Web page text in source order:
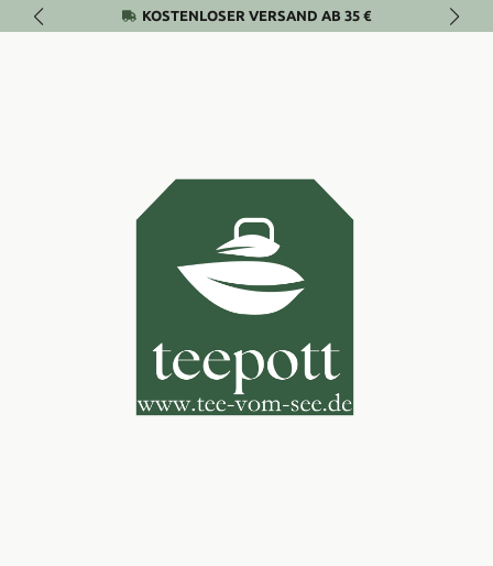
Zum Hauptinhalt springenKOSTENLOSER VERSAND AB 35 €